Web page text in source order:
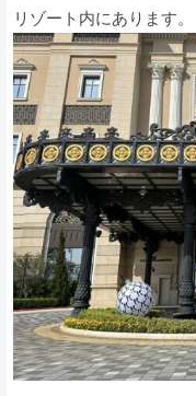
リゾート内にあります。